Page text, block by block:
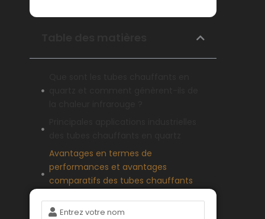
Avantages en termes de
performances et avantages
comparatifs des tubes chauffants
Spécifications techniques définissant
Nom